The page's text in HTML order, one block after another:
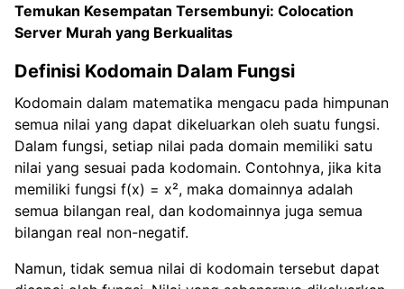
Temukan Kesempatan Tersembunyi: Colocation
Server Murah yang Berkualitas
Definisi Kodomain Dalam Fungsi
Kodomain dalam matematika mengacu pada himpunan
semua nilai yang dapat dikeluarkan oleh suatu fungsi.
Dalam fungsi, setiap nilai pada domain memiliki satu
nilai yang sesuai pada kodomain. Contohnya, jika kita
memiliki fungsi f(x) = x², maka domainnya adalah
semua bilangan real, dan kodomainnya juga semua
bilangan real non-negatif.
Namun, tidak semua nilai di kodomain tersebut dapat